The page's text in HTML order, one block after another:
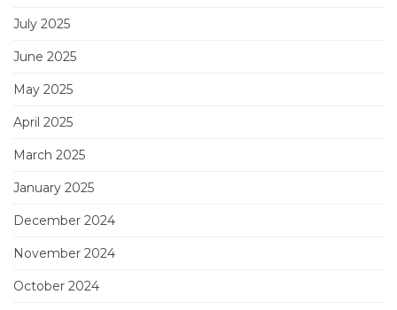
July 2025
June 2025
May 2025
April 2025
March 2025
January 2025
December 2024
November 2024
October 2024